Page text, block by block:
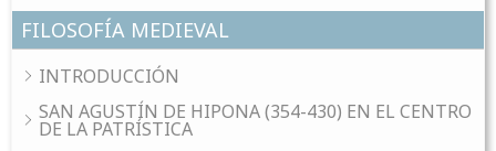
FILOSOFÍA MEDIEVAL
INTRODUCCIÓN
SAN AGUSTÍN DE HIPONA (354-430) EN EL CENTRO
DE LA PATRÍSTICA